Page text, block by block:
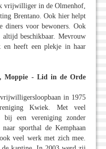
vrijwilliger in de Olmenhof,
Brentano. Ook hier helpt
diners voor bewoners. Ook
beschikbaar. Mevrouw
heeft een plekje in haar
Moppie - Lid in de Orde
in 1975
Kwiek. Met veel
een vereniging zonder
sporthal de Kemphaan
veel werk met zich mee.